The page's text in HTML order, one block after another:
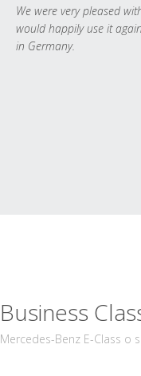
We were very pleased
would happily use it
in Germany.
Business
Mercedes-Benz E-Class o